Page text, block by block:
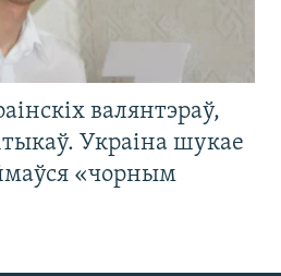
валянтэраў,
Украіна шукае
«чорным